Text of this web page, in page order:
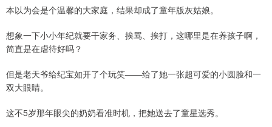
本以为会是个温馨的大家庭，结果却成了童年版灰姑娘。
想象一下小小年纪就要干家务、挨骂、挨打，这哪里是在养孩子啊，
简直是在虐待好吗？
但是老天爷给纪宝如开了个玩笑——给了她一张超可爱的小圆脸和一
双大眼睛。
这不5岁那年眼尖的奶奶看准时机，把她送去了童星选秀。